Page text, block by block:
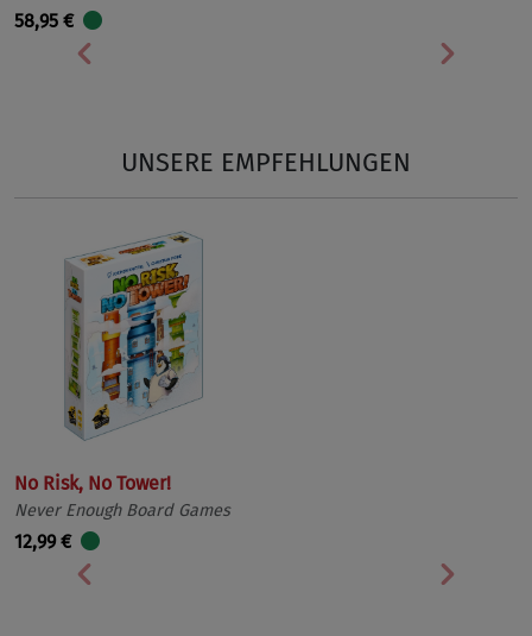
58,95 €
Vorherige
UNSERE EMPFEHLUNGEN
No Risk, No Tower!
Never Enough Board Games
12,99 €
Vorherige